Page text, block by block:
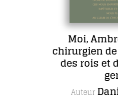
Moi,
chirurgien
des rois et
Auteur